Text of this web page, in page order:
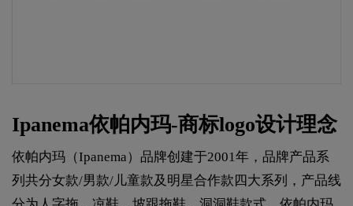
Ipanema依帕内玛-商标logo设计理念
依帕内玛（Ipanema）品牌创建于2001年，品牌产品系
列共分女款/男款/儿童款及明星合作款四大系列，产品线